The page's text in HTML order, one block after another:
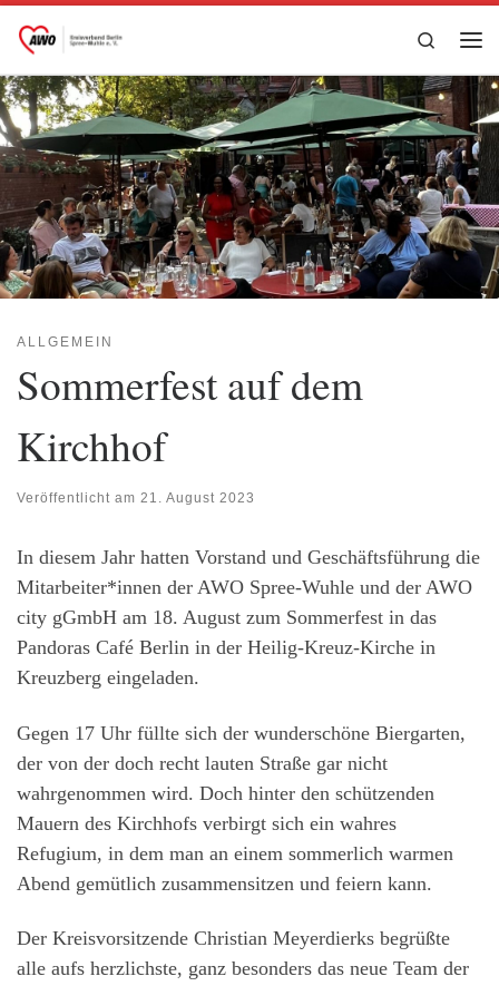
Zum Inhalt springen
Search
ALLGEMEIN
Sommerfest auf dem
Kirchhof
Veröffentlicht am 21. August 2023
In diesem Jahr hatten Vorstand und Geschäftsführung die
Mitarbeiter*innen der AWO Spree-Wuhle und der AWO
city gGmbH am 18. August zum Sommerfest in das
Pandoras Café Berlin in der Heilig-Kreuz-Kirche in
Kreuzberg eingeladen.
Gegen 17 Uhr füllte sich der wunderschöne Biergarten,
der von der doch recht lauten Straße gar nicht
wahrgenommen wird. Doch hinter den schützenden
Mauern des Kirchhofs verbirgt sich ein wahres
Refugium, in dem man an einem sommerlich warmen
Abend gemütlich zusammensitzen und feiern kann.
Der Kreisvorsitzende Christian Meyerdierks begrüßte
alle aufs herzlichste, ganz besonders das neue Team der